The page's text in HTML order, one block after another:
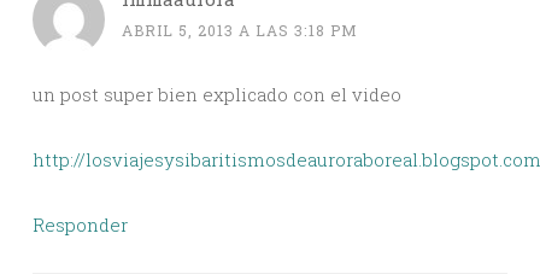
ABRIL 5, 2013 A LAS 3:18 PM
un post super bien explicado con el video
http://
Responder